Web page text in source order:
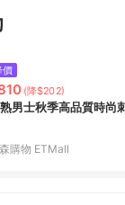
價
(降$202)
男士秋季高品質時尚
購物 ETMall